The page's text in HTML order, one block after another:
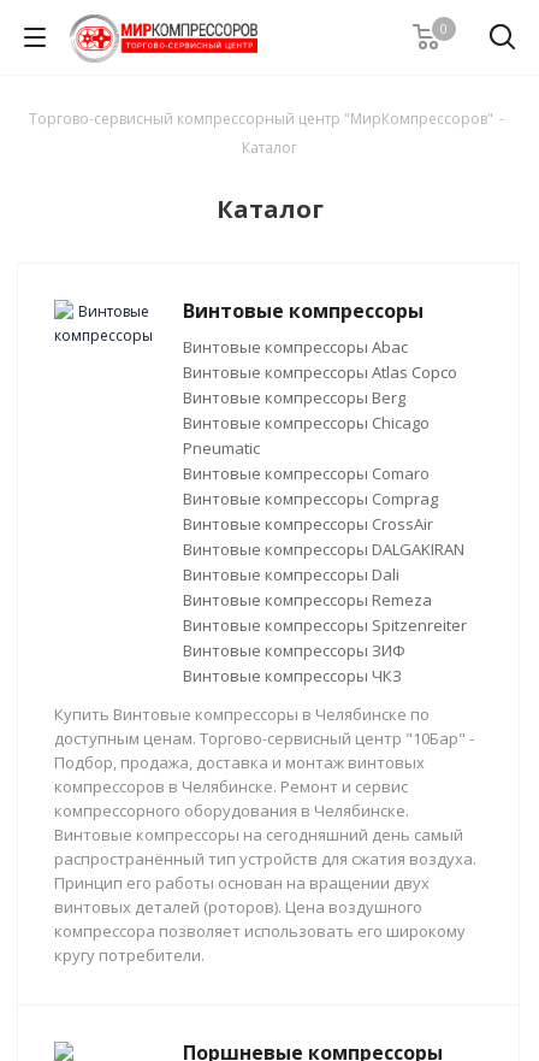
0
Торгово-сервисный компрессорный центр "МирКомпрессоров" -
Каталог
Каталог
Винтовые компрессоры
Винтовые компрессоры Abac
Винтовые компрессоры Atlas Copco
Винтовые компрессоры Berg
Винтовые компрессоры Chicago
Pneumatic
Винтовые компрессоры Comaro
Винтовые компрессоры Comprag
Винтовые компрессоры CrossAir
Винтовые компрессоры DALGAKIRAN
Винтовые компрессоры Dali
Винтовые компрессоры Remeza
Винтовые компрессоры Spitzenreiter
Винтовые компрессоры ЗИФ
Винтовые компрессоры ЧКЗ
Купить Винтовые компрессоры в Челябинске по
доступным ценам. Торгово-сервисный центр "10Бар" -
Подбор, продажа, доставка и монтаж винтовых
компрессоров в Челябинске. Ремонт и сервис
компрессорного оборудования в Челябинске.
Винтовые компрессоры на сегодняшний день самый
распространённый тип устройств для сжатия воздуха.
Принцип его работы основан на вращении двух
винтовых деталей (роторов). Цена воздушного
компрессора позволяет использовать его широкому
кругу потребители.
Поршневые компрессоры